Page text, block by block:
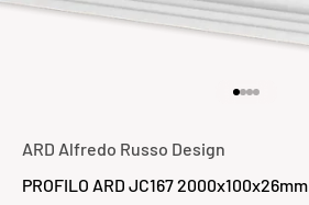
ARD Alfredo Russo Design
PROFILO ARD JC167 2000x100x26mm